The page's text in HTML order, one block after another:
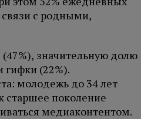
связи с родными,
значительную долю
гифки (22%).
молодежь до 34 лет
старшее поколение
медиаконтентом.